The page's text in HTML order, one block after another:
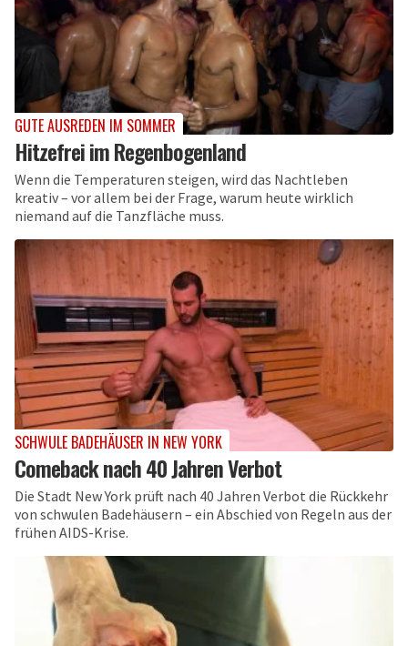
GUTE AUSREDEN IM SOMMER
Hitzefrei im Regenbogenland
Wenn die Temperaturen steigen, wird das Nachtleben
kreativ – vor allem bei der Frage, warum heute wirklich
niemand auf die Tanzfläche muss.
SCHWULE BADEHÄUSER IN NEW YORK
Comeback nach 40 Jahren Verbot
Die Stadt New York prüft nach 40 Jahren Verbot die Rückkehr
von schwulen Badehäusern – ein Abschied von Regeln aus der
frühen AIDS-Krise.